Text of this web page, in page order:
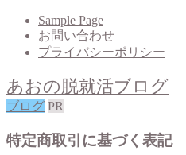
Sample Page
お問い合わせ
プライバシーポリシー
あおの脱就活ブログ
ブログ PR
特定商取引に基づく表記